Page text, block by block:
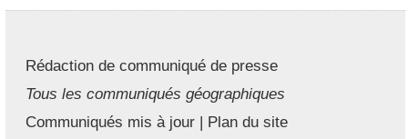
Rédaction de communiqué de presse
Tous les communiqués géographiques
Communiqués mis à jour | Plan du site